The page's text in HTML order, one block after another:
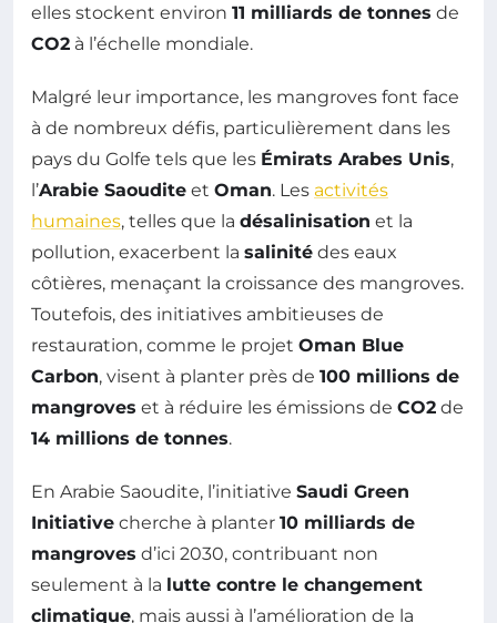
elles stockent environ 11 milliards de tonnes de
CO2 à l’échelle mondiale.
Malgré leur importance, les mangroves font face
à de nombreux défis, particulièrement dans les
pays du Golfe tels que les Émirats Arabes Unis,
l’Arabie Saoudite et Oman. Les activités
humaines, telles que la désalinisation et la
pollution, exacerbent la salinité des eaux
côtières, menaçant la croissance des mangroves.
Toutefois, des initiatives ambitieuses de
restauration, comme le projet Oman Blue
Carbon, visent à planter près de 100 millions de
mangroves et à réduire les émissions de CO2 de
14 millions de tonnes.
En Arabie Saoudite, l’initiative Saudi Green
Initiative cherche à planter 10 milliards de
mangroves d’ici 2030, contribuant non
seulement à la lutte contre le changement
climatique, mais aussi à l’amélioration de la